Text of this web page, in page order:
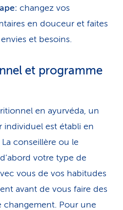
changez vos
en douceur et faites
et besoins.
et programme
en ayurvéda, un
individuel est établi en
conseillère ou le
votre type de
vous de vos habitudes
avant de vous faire des
changement. Pour une